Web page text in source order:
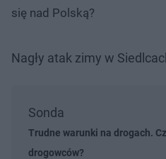
się nad Polską?
Nagły atak zimy w
Sonda
Trudne warunki na drogach.
drogowców?